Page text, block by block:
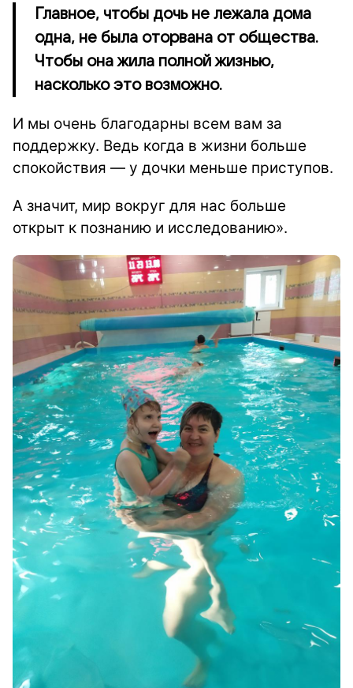
Главное, чтобы дочь не лежала дома
одна, не была оторвана от общества.
Чтобы она жила полной жизнью,
насколько это возможно.
И мы очень благодарны всем вам за
поддержку. Ведь когда в жизни больше
спокойствия — у дочки меньше приступов.
А значит, мир вокруг для нас больше
открыт к познанию и исследованию».